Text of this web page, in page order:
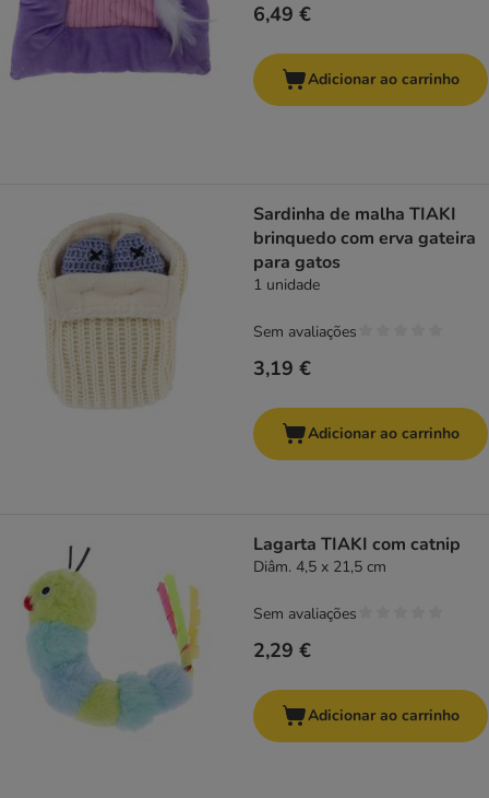
6,49 €
Adicionar ao carrinho
Sardinha de malha TIAKI
brinquedo com erva gateira
para gatos
1 unidade
3,19 €
Sem avaliações
Adicionar ao carrinho
Lagarta TIAKI com catnip
Diâm. 4,5 x 21,5 cm
2,29 €
Sem avaliações
Adicionar ao carrinho